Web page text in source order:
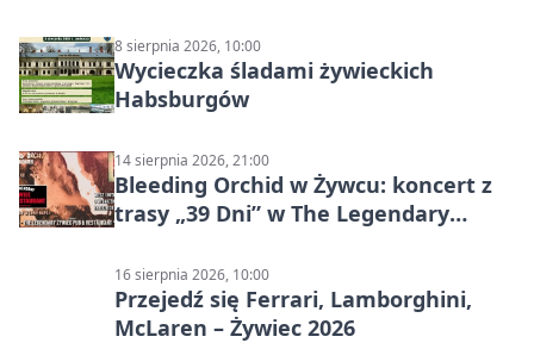
8 sierpnia 2026, 10:00
Wycieczka śladami żywieckich
Habsburgów
14 sierpnia 2026, 21:00
Bleeding Orchid w Żywcu: koncert z
trasy „39 Dni” w The Legendary
16 sierpnia 2026, 10:00
Przejedź się Ferrari, Lamborghini,
McLaren – Żywiec 2026